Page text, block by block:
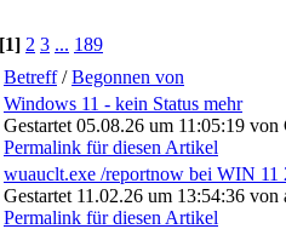
[1] 2 3 ... 189
Betreff/Begonnen von
Windows 11 - kein Status mehr
Gestartet 05.08.26 um 11:05:19 von
Permalink für diesen Artikel
wuauclt.exe /reportnow bei WIN
Gestartet 11.02.26 um 13:54:36 von
Permalink für diesen Artikel